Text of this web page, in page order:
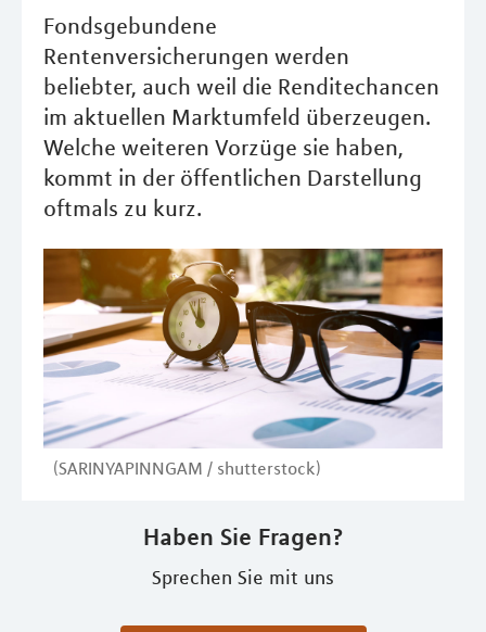
Fondsgebundene
Rentenversicherungen werden
beliebter, auch weil die Renditechancen
im aktuellen Marktumfeld überzeugen.
Welche weiteren Vorzüge sie haben,
kommt in der öffentlichen Darstellung
oftmals zu kurz.
(SARINYAPINNGAM / shutterstock)
Haben Sie Fragen?
Sprechen Sie mit uns